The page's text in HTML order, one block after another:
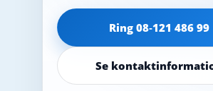
Ring 08‑121 486 99
Se